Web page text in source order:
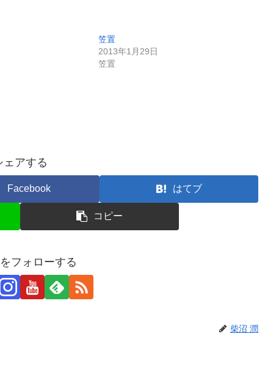
笠置
2013年1月29日
笠置
ェアする
Facebook はてブ
コピー
フォローする
柴沼 潤